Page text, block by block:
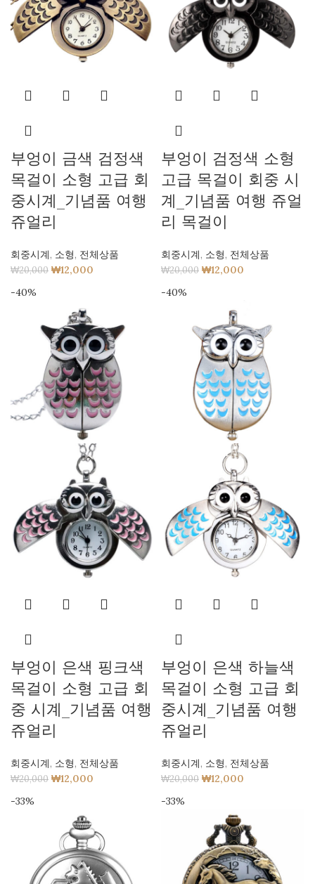
부엉이 금색 검정색
목걸이 소형 고급 회
중시계_기념품 여행
쥬얼리
회중시계, 소형, 전체상품
₩20,000 ₩12,000
부엉이 검정색 소형
고급 목걸이 회중 시
계_기념품 여행 쥬얼
리 목걸이
회중시계, 소형, 전체상품
₩20,000 ₩12,000
-40%
부엉이 은색 핑크색
목걸이 소형 고급 회
중 시계_기념품 여행
쥬얼리
회중시계, 소형, 전체상품
₩20,000 ₩12,000
-40%
부엉이 은색 하늘색
목걸이 소형 고급 회
중시계_기념품 여행
쥬얼리
회중시계, 소형, 전체상품
₩20,000 ₩12,000
-33%
-33%